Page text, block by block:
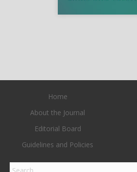
Home
About the Journal
Editorial Board
Guidelines and Policies